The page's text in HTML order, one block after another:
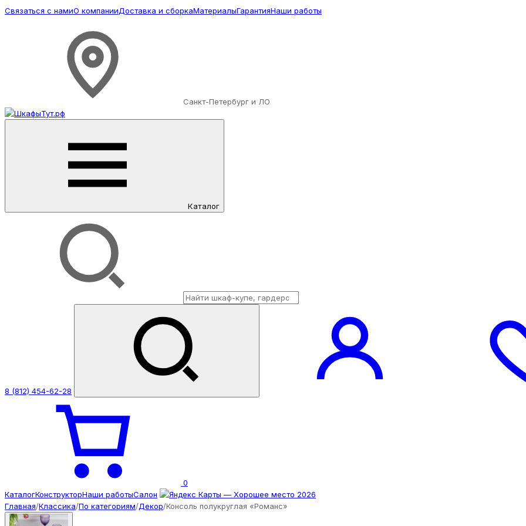
Связаться с намиО компанииДоставка и сборкаМатериалыГарантияНаши работы
Санкт-Петербург и ЛО
Каталог
8 (812) 454-62-28
0
КаталогКонструкторНаши работыСалон
Главная/Классика/По категориям/Декор/Консоль полукруглая «Романс»